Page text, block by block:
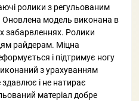
ролики з регульованим
Оновлена модель виконана в
забарвленнях. Ролики
райдерам. Міцна
і підтримує ногу
з урахуванням
здавлює і не натирає
матеріал добре